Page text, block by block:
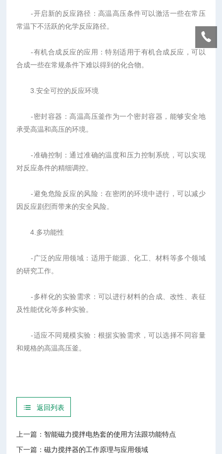
-开启新的反应路径：高温高压条件可以激活一些在常压
常温下不活跃的化学反应路径。
-有机合成反应的应用：特别适用于有机合成反应，可以
合成一些在常规条件下难以得到的化合物。
3.安全可控的反应环境
-密封容器：高温高压釜作为一个密封容器，能够安全地
承受高温和高压的环境。
-准确控制：通过准确的温度和压力控制系统，可以实现
对反应条件的精细调控。
-避免危险反应的风险：在密闭的环境中进行，可以减少
因反应剧烈而带来的安全风险。
4.多功能性
-广泛的应用领域：适用于能源、化工、材料等多个领域
的研究工作。
-多样化的实验需求：可以进行材料的合成、改性、表征
及性能优化等多种实验。
-适应不同规模实验：根据实验需求，可以选择不同容量
和规格的高温高压釜。
返回列表
上一篇： 智能磁力搅拌电热套的使用方法跟功能特点
下一篇：磁力搅拌器的工作原理与应用领域